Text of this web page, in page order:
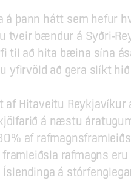
þann hátt sem hefur
tveir bændur á Syðri-
til að hita bæina sína
yfirvöld að gera slíkt
af Hitaveitu
á næstu
af
rafmagns
á